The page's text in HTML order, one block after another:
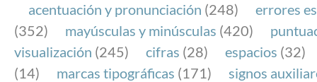
acentuación y pronunciación (248)
errores
(352)
mayúsculas y minúsculas (420)
visualización (245) cifras (28) espacios (32)
(14)
marcas tipográficas (171)
signos